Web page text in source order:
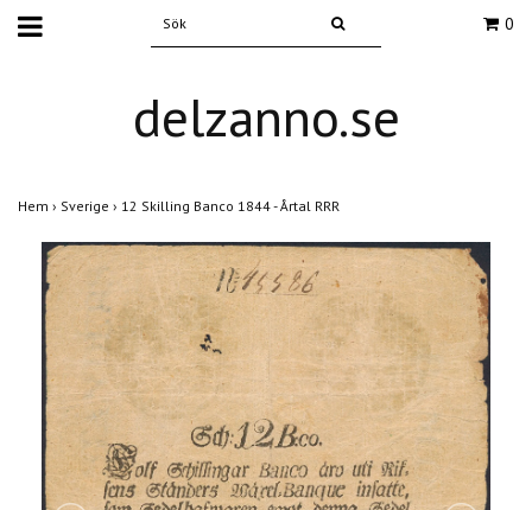
0
delzanno.se
Hem › Sverige › 12 Skilling Banco 1844 - Årtal RRR